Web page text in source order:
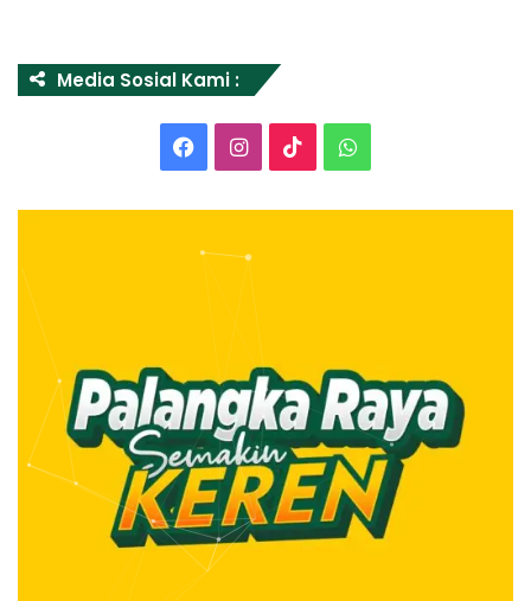
Media Sosial Kami :
FacebookInstagram
TikTokWhatsApp